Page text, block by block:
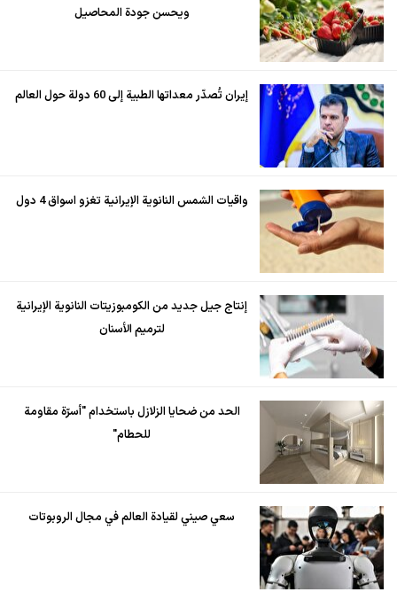
ويحسن جودة المحاصيل
إيران تُصدّر معداتها الطبية إلى 60 دولة حول العالم
واقيات الشمس النانوية الإيرانية تغزو اسواق 4 دول
إنتاج جيل جديد من الكومبوزيتات النانوية الإيرانية
لترميم الأسنان
الحد من ضحايا الزلازل باستخدام "أسرّة مقاومة
للحطام"
سعي صيني لقيادة العالم في مجال الروبوتات